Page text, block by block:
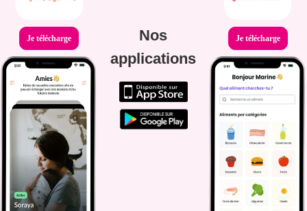
Je télécharge
Nos
applications
Je télécharge